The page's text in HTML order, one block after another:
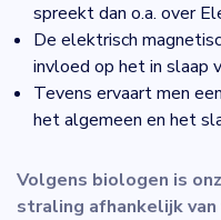
spreekt dan o.a. over
De elektrisch
invloed op het in slaap
Tevens ervaart men
het algemeen en het
Volgens biologen is
straling afhankelijk